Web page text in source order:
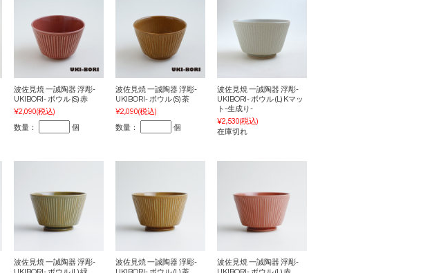
波佐見焼 一誠陶器 浮彫-
UKIBORI- ボウル (S) 赤
¥2,090(税込)
数量： 個
波佐見焼 一誠陶器 浮彫-
UKIBORI- ボウル (S) 茶
¥2,090(税込)
数量： 個
波佐見焼 一誠陶器 浮彫-
UKIBORI- ボウル (L) Kマッ
ト-生成り-
¥2,530(税込)
在庫切れ
波佐見焼 一誠陶器 浮彫-
波佐見焼 一誠陶器 浮彫-
波佐見焼 一誠陶器 浮彫-